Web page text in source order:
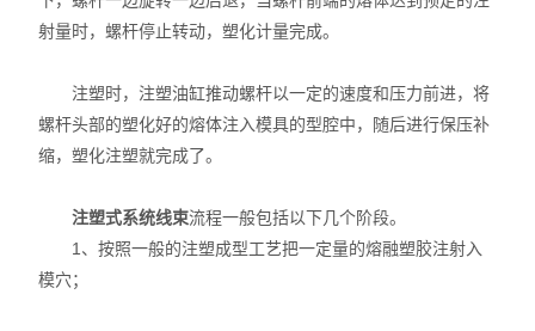
射量时，螺杆停止转动，塑化计量完成。
注塑时，注塑油缸推动螺杆以一定的速度和压力前进，将
螺杆头部的塑化好的熔体注入模具的型腔中，随后进行保压补
缩，塑化注塑就完成了。
注塑式系统线束流程一般包括以下几个阶段。
1、按照一般的注塑成型工艺把一定量的熔融塑胶注射入
模穴；